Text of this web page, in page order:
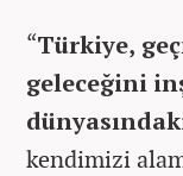
“Türkiye,
geleceğini
kendimizi